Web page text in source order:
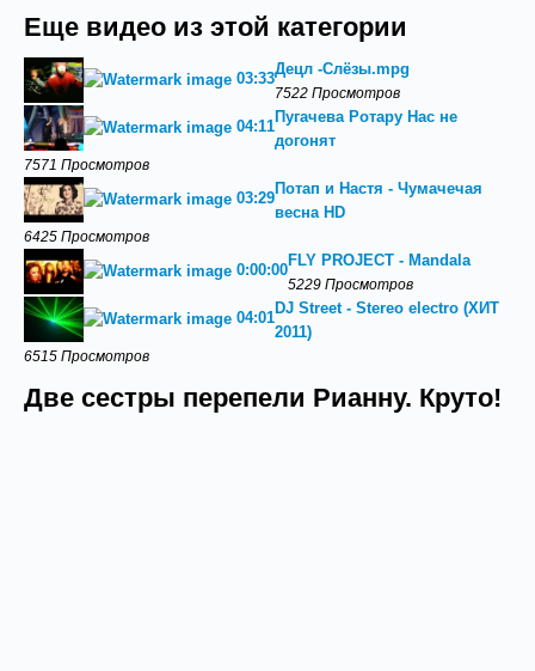
Еще видео из этой категории
03:33
Децл -Слёзы.mpg
7522 Просмотров
04:11
Пугачева Ротару Нас не
догонят
7571 Просмотров
03:29
Потап и Настя - Чумачечая
весна HD
6425 Просмотров
0:00:00
FLY PROJECT - Mandala
5229 Просмотров
04:01
DJ Street - Stereo electro (ХИТ
2011)
6515 Просмотров
Две сестры перепели Рианну. Круто!